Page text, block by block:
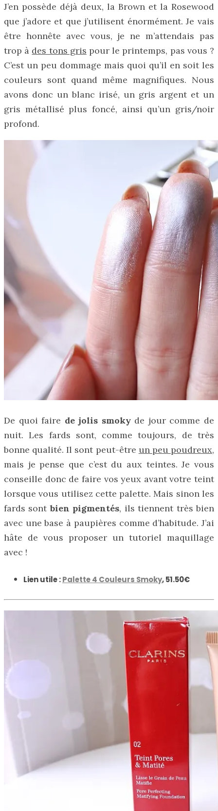
J’en possède déjà deux, la Brown et la Rosewood
que j’adore et que j’utilisent énormément. Je vais
être honnête avec vous, je ne m’attendais pas
trop à des tons gris pour le printemps, pas vous ?
C’est un peu dommage mais quoi qu’il en soit les
couleurs sont quand même magnifiques. Nous
avons donc un blanc irisé, un gris argent et un
gris métallisé plus foncé, ainsi qu’un gris/noir
profond.
De quoi faire de jolis smokyde jour comme de
nuit. Les fards sont, comme toujours, de très
bonne qualité. Il sont peut-être un peu poudreux,
mais je pense que c’est du aux teintes. Je vous
conseille donc de faire vos yeux avant votre teint
lorsque vous utilisez cette palette. Mais sinon les
fards sontbien pigmentés, ils tiennent très bien
avec une base à paupières comme d’habitude. J’ai
hâte de vous proposer un tutoriel maquillage
avec !
Lien utile :Palette 4 Couleurs Smoky, 51.50€